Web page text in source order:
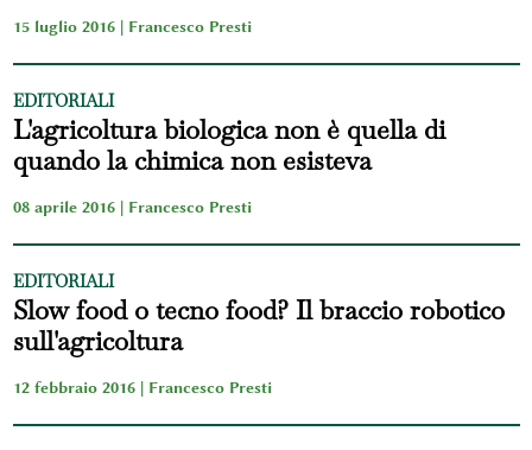
15 luglio 2016 | Francesco Presti
EDITORIALI
L'agricoltura biologica non è quella di
quando la chimica non esisteva
08 aprile 2016 | Francesco Presti
EDITORIALI
Slow food o tecno food? Il braccio robotico
sull'agricoltura
12 febbraio 2016 | Francesco Presti